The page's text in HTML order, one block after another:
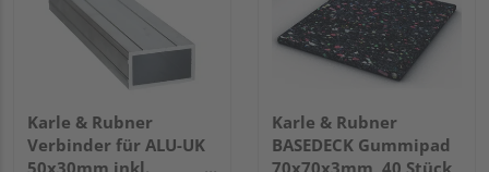
Karle & Rubner
Verbinder für ALU-UK
Karle & Rubner
BASEDECK Gummipad